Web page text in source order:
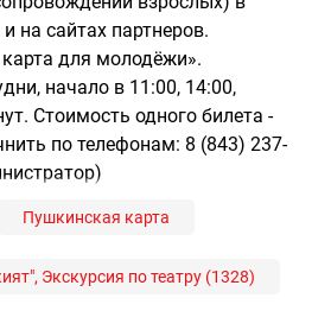
на сайтах партнеров.
для молодёжи».
начало в 11:00, 14:00,
Стоимость одного билета -
по телефонам: 8 (843) 237-
Пушкинская карта
Экскурсия по театру (1328)